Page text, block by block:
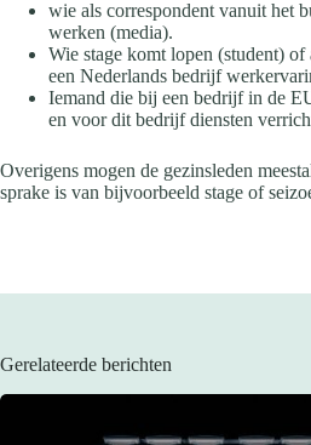
wie als correspondent vanuit het
werken (media).
Wie stage komt lopen (student)
een Nederlands bedrijf
Iemand die bij een bedrijf in de
en voor dit bedrijf diensten
Overigens mogen de gezinsleden
sprake is van bijvoorbeeld stage of
Gerelateerde berichten